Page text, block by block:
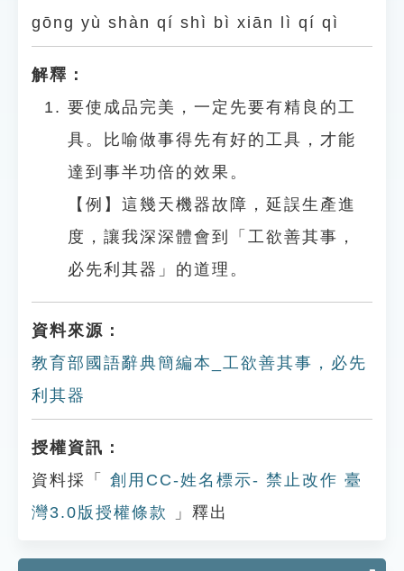
gōng yù shàn qí shì bì xiān lì qí qì
解釋：
要使成品完美，一定先要有精良的工
具。比喻做事得先有好的工具，才能
達到事半功倍的效果。
【例】這幾天機器故障，延誤生產進
度，讓我深深體會到「工欲善其事，
必先利其器」的道理。
資料來源：
教育部國語辭典簡編本_工欲善其事，必先
利其器
授權資訊：
資料採「
創用CC-姓名標示- 禁止改作 臺
灣3.0版授權條款
」釋出